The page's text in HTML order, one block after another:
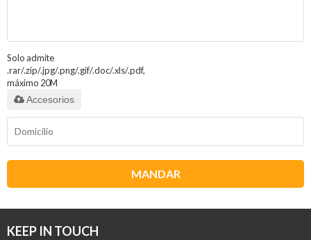
Solo admite
.rar/.zip/.jpg/.png/.gif/.doc/.xls/.pdf,
máximo 20M
Accesorios
MANDAR
KEEP IN TOUCH